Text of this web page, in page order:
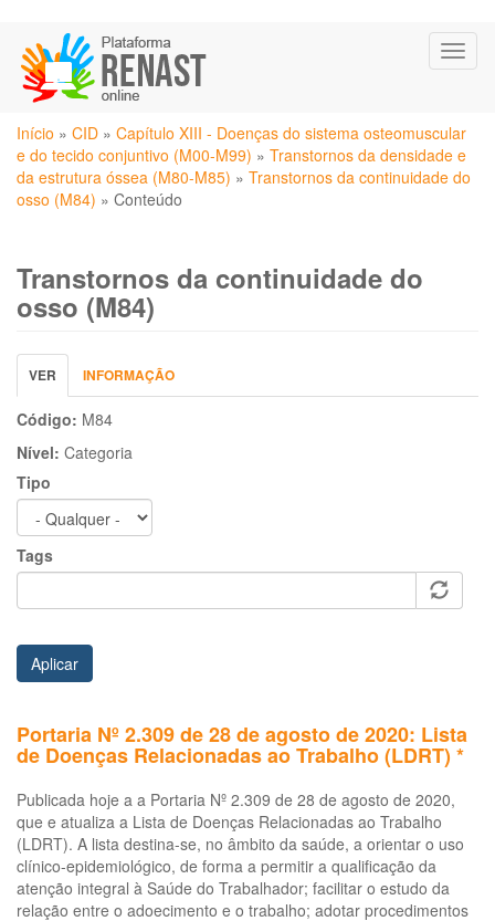
para
conteúdo
principal
Você
está
aqui
Início » CID » Capítulo XIII - Doenças do sistema osteomuscular
e do tecido conjuntivo (M00-M99) » Transtornos da densidade e
da estrutura óssea (M80-M85) » Transtornos da continuidade do
osso (M84) » Conteúdo
Transtornos da continuidade do
osso (M84)
Abas
primárias
VER (ABA
ATIVA)
INFORMAÇÃO
Código: M84
Nível: Categoria
Tipo
Tags
Aplicar
Portaria Nº 2.309 de 28 de agosto de 2020: Lista
de Doenças Relacionadas ao Trabalho (LDRT) *
Publicada hoje a a Portaria Nº 2.309 de 28 de agosto de 2020,
que e atualiza a Lista de Doenças Relacionadas ao Trabalho
(LDRT). A lista destina-se, no âmbito da saúde, a orientar o uso
clínico-epidemiológico, de forma a permitir a qualificação da
atenção integral à Saúde do Trabalhador; facilitar o estudo da
relação entre o adoecimento e o trabalho; adotar procedimentos